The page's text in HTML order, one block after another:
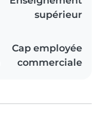
supérieur
Cap employée
commerciale